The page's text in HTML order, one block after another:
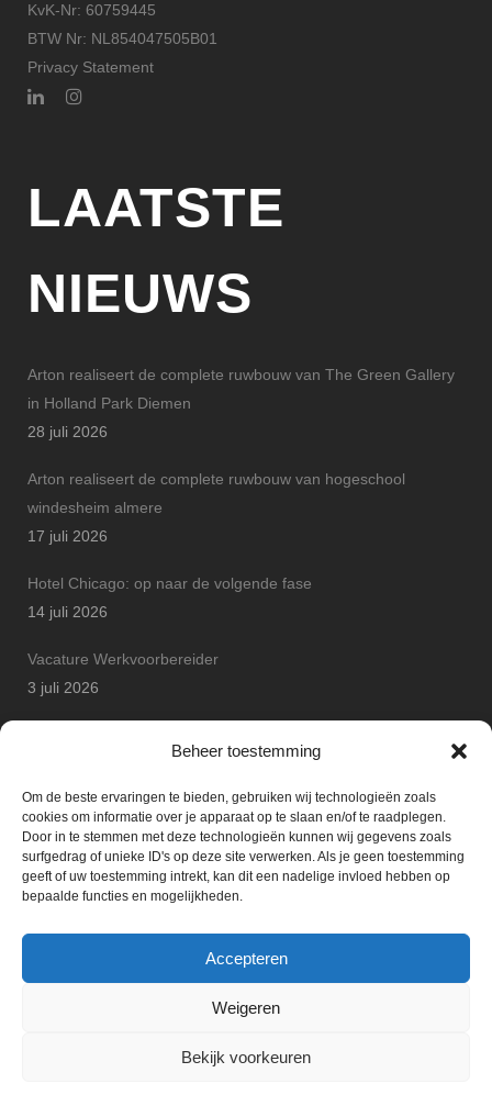
Beheer toestemming
Om de beste ervaringen te bieden, gebruiken wij technologieën zoals
cookies om informatie over je apparaat op te slaan en/of te raadplegen.
Door in te stemmen met deze technologieën kunnen wij gegevens zoals
surfgedrag of unieke ID's op deze site verwerken. Als je geen toestemming
geeft of uw toestemming intrekt, kan dit een nadelige invloed hebben op
bepaalde functies en mogelijkheden.
Accepteren
Weigeren
Bekijk voorkeuren
KvK-Nr: 60759445
BTW Nr: NL854047505B01
Privacy Statement
LAATSTE
NIEUWS
Arton realiseert de complete ruwbouw van The Green Gallery
in Holland Park Diemen
28 juli 2026
Arton realiseert de complete ruwbouw van hogeschool
windesheim almere
17 juli 2026
Hotel Chicago: op naar de volgende fase
14 juli 2026
Vacature Werkvoorbereider
3 juli 2026